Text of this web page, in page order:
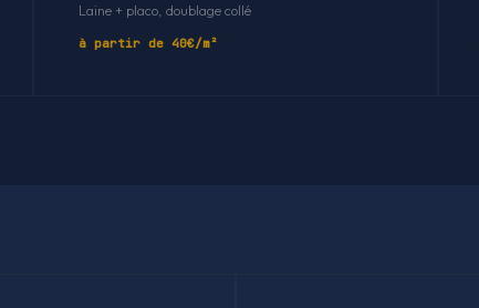
Laine + placo, doublage collé
à partir de 40€/m²